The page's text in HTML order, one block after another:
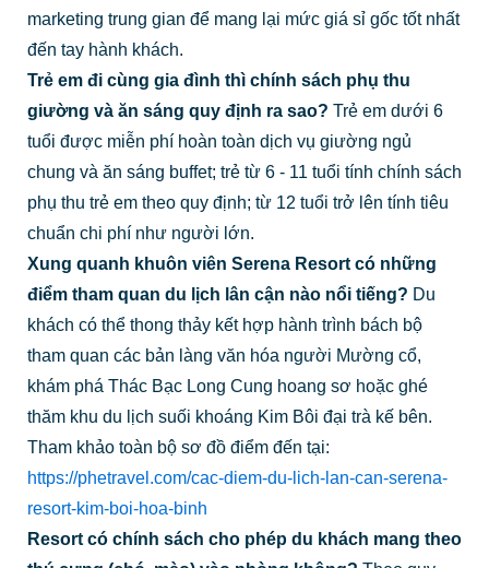
marketing trung gian để mang lại mức giá sỉ gốc tốt nhất
đến tay hành khách.
Trẻ em đi cùng gia đình thì chính sách phụ thu
giường và ăn sáng quy định ra sao? Trẻ em dưới 6
tuổi được miễn phí hoàn toàn dịch vụ giường ngủ
chung và ăn sáng buffet; trẻ từ 6 - 11 tuổi tính chính sách
phụ thu trẻ em theo quy định; từ 12 tuổi trở lên tính tiêu
chuẩn chi phí như người lớn.
Xung quanh khuôn viên Serena Resort có những
điểm tham quan du lịch lân cận nào nổi tiếng? Du
khách có thể thong thảy kết hợp hành trình bách bộ
tham quan các bản làng văn hóa người Mường cổ,
khám phá Thác Bạc Long Cung hoang sơ hoặc ghé
thăm khu du lịch suối khoáng Kim Bôi đại trà kế bên.
Tham khảo toàn bộ sơ đồ điểm đến tại:
https://phetravel.com/cac-diem-du-lich-lan-can-serena-
resort-kim-boi-hoa-binh
Resort có chính sách cho phép du khách mang theo